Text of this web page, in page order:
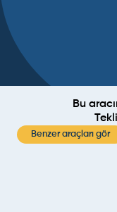
Bu
Benzer araçları gör